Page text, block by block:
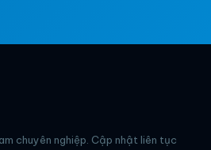
chuyên nghiệp. Cập nhật liên tục